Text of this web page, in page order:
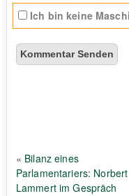
Ich bin keine
« Bilanz eines
Parlamentariers: Norbert
Lammert im Gespräch